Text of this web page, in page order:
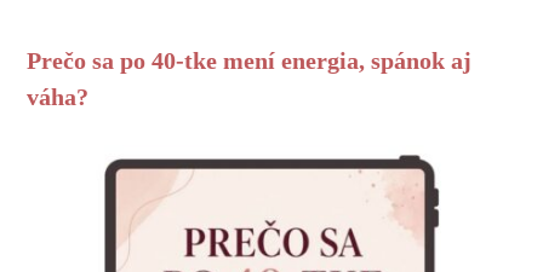
Prečo sa po 40-tke mení energia, spánok aj
váha?